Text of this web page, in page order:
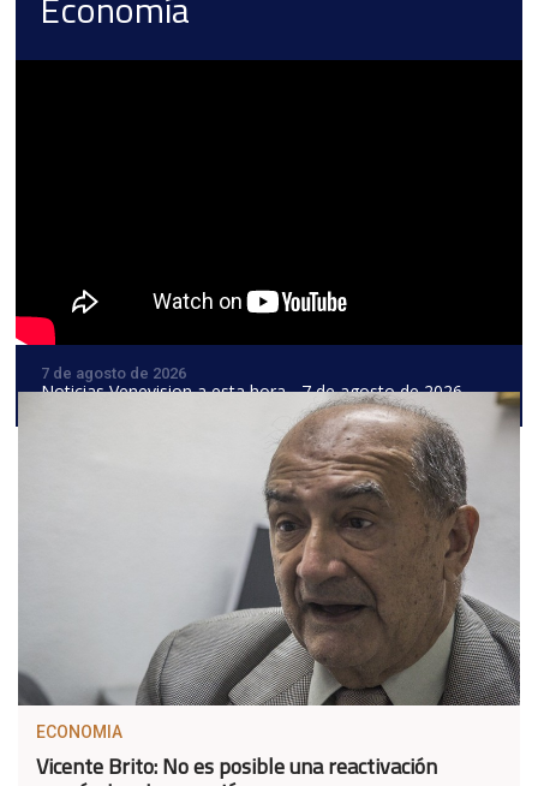
7 de agosto de 2026
Noticias Venevision a esta hora - 7 de agosto de 2026
ECONOMIA
Vicente Brito: No es posible una reactivación